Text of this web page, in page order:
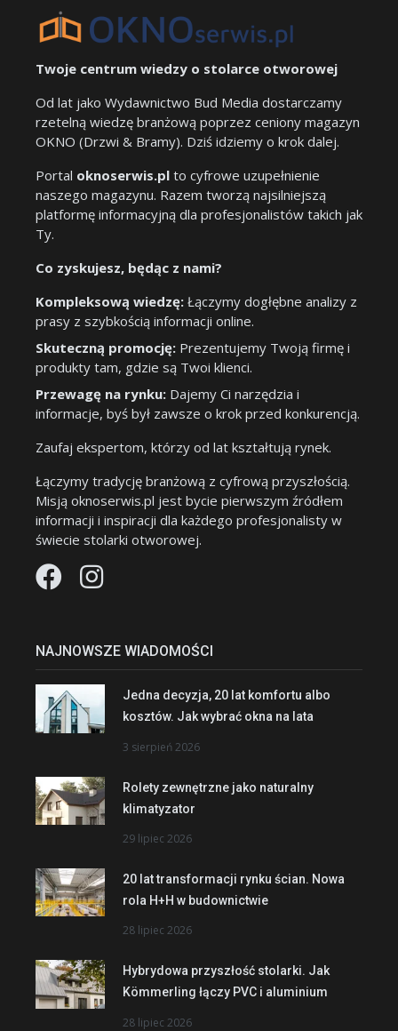
Twoje centrum wiedzy o stolarce otworowej
Od lat jako Wydawnictwo Bud Media dostarczamy
rzetelną wiedzę branżową poprzez ceniony magazyn
OKNO (Drzwi & Bramy). Dziś idziemy o krok dalej.
Portal oknoserwis.pl to cyfrowe uzupełnienie
naszego magazynu. Razem tworzą najsilniejszą
platformę informacyjną dla profesjonalistów takich jak
Ty.
Co zyskujesz, będąc z nami?
Kompleksową wiedzę: Łączymy dogłębne analizy z
prasy z szybkością informacji online.
Skuteczną promocję: Prezentujemy Twoją firmę i
produkty tam, gdzie są Twoi klienci.
Przewagę na rynku: Dajemy Ci narzędzia i
informacje, byś był zawsze o krok przed konkurencją.
Zaufaj ekspertom, którzy od lat kształtują rynek.
Łączymy tradycję branżową z cyfrową przyszłością.
Misją oknoserwis.pl jest bycie pierwszym źródłem
informacji i inspiracji dla każdego profesjonalisty w
świecie stolarki otworowej.
NAJNOWSZE WIADOMOŚCI
Jedna decyzja, 20 lat komfortu albo
kosztów. Jak wybrać okna na lata
3 sierpień 2026
Rolety zewnętrzne jako naturalny
klimatyzator
29 lipiec 2026
20 lat transformacji rynku ścian. Nowa
rola H+H w budownictwie
28 lipiec 2026
Hybrydowa przyszłość stolarki. Jak
Kömmerling łączy PVC i aluminium
28 lipiec 2026